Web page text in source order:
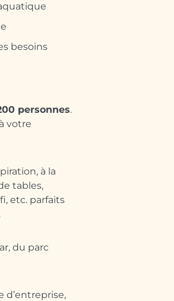
besoins
personnes.
votre
à la
tables,
etc. parfaits
.
du parc
d’entreprise,